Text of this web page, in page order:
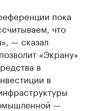
пока
что
— сказал
«Экрану»
в
в
—